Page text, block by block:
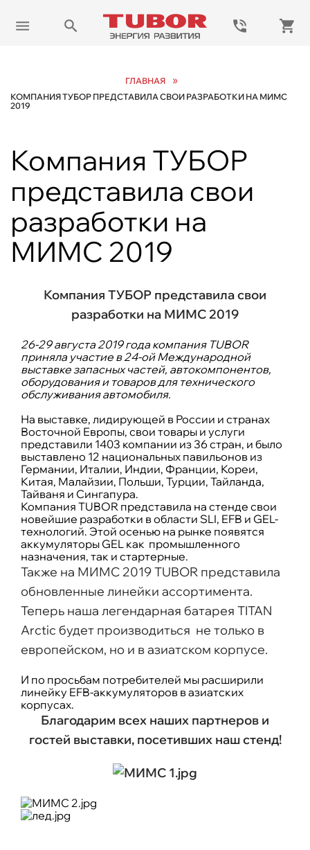
ГЛАВНАЯ »
КОМПАНИЯ ТУБОР ПРЕДСТАВИЛА СВОИ РАЗРАБОТКИ НА МИМС
2019
Компания ТУБОР
представила свои
разработки на
МИМС 2019
Компания ТУБОР представила свои
разработки на МИМС 2019
26-29 августа 2019 года компания TUBOR
приняла участие в 24-ой Международной
выставке запасных частей, автокомпонентов,
оборудования и товаров для технического
обслуживания автомобиля.
На выставке, лидирующей в России и странах
Восточной Европы, свои товары и услуги
представили 1403 компании из 36 стран, и было
выставлено 12 национальных павильонов из
Германии, Италии, Индии, Франции, Кореи,
Китая, Малайзии, Польши, Турции, Тайланда,
Тайваня и Сингапура.
Компания TUBOR представила на стендe свои
новейшие разработки в области SLI, EFB и GEL-
технологий. Этой осенью на рынке появятся
аккумуляторы GEL как промышленного
назначения, так и стартерные.
Также на МИМС 2019 TUBOR представила
обновленные линейки ассортимента.
Теперь наша легендарная батарея TITAN
Arctic будет производиться не только в
европейском, но и в азиатском корпусе.
И по просьбам потребителей мы расширили
линейку EFB-аккумуляторов в азиатских
корпусах.
Благодарим всех наших партнеров и
гостей выставки, посетивших наш стенд!